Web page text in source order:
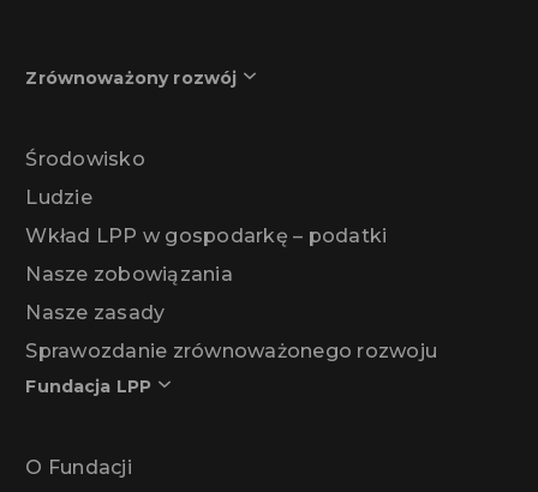
Zrównoważony rozwój
Środowisko
Ludzie
Wkład LPP w gospodarkę – podatki
Nasze zobowiązania
Nasze zasady
Sprawozdanie zrównoważonego rozwoju
Fundacja LPP
O Fundacji